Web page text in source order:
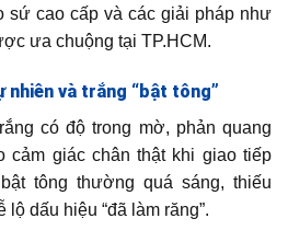
sứ cao cấp và các giải pháp như
ưa chuộng tại TP.HCM.
và trắng “bật tông”
có độ trong mờ, phản quang
cảm giác chân thật khi giao tiếp
tông thường quá sáng, thiếu
dấu hiệu “đã làm răng”.